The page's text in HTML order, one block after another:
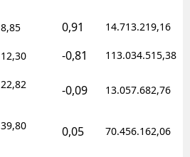
8,85 0,91 14.713.219,16
12,30 -0,81 113.034.515,38
22,82 -0,09 13.057.682,76
39,80 0,05 70.456.162,06